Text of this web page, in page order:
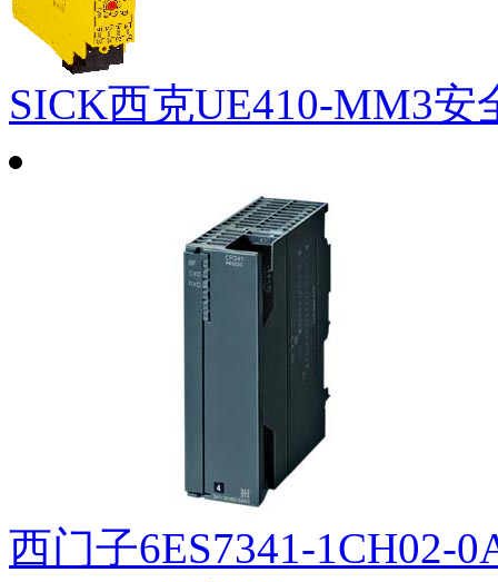
SICK西克UE410-MM3安
西门子6ES7341-1CH02-